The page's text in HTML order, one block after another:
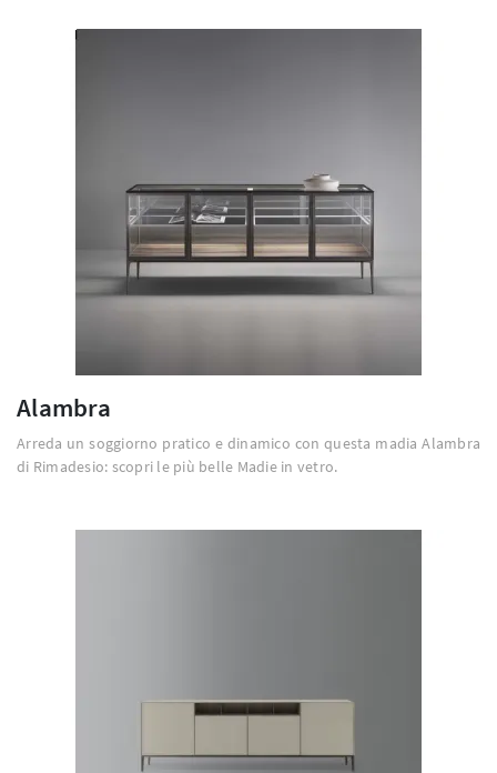
Alambra
Arreda un soggiorno pratico e dinamico con questa madia Alambra
di Rimadesio: scopri le più belle Madie in vetro.